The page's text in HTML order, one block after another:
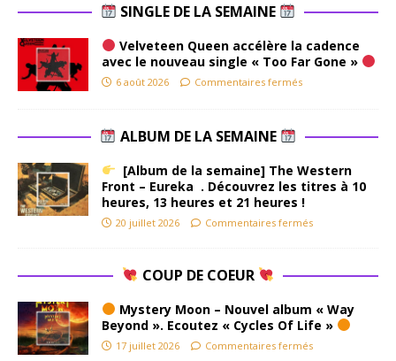
SINGLE DE LA SEMAINE
Velveteen Queen accélère la cadence
avec le nouveau single « Too Far Gone »
6 août 2026 Commentaires fermés
ALBUM DE LA SEMAINE
[Album de la semaine] The Western
Front – Eureka . Découvrez les titres à 10
heures, 13 heures et 21 heures !
20 juillet 2026 Commentaires fermés
COUP DE COEUR
Mystery Moon – Nouvel album « Way
Beyond ». Ecoutez « Cycles Of Life »
17 juillet 2026 Commentaires fermés